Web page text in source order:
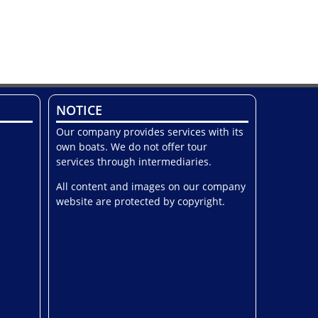
NOTICE
Our company provides services with its
own boats. We do not offer tour
services through intermediaries.
All content and images on our company
website are protected by copyright.